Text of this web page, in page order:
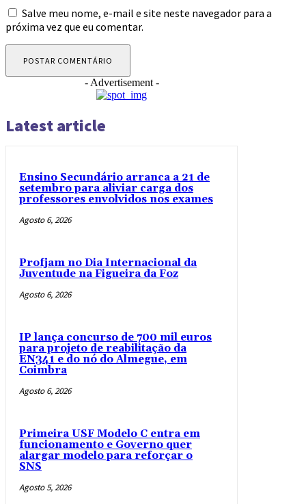
Salve meu nome, e-mail e site neste navegador para a
próxima vez que eu comentar.
- Advertisement -
Latest article
Ensino Secundário arranca a 21 de
setembro para aliviar carga dos
professores envolvidos nos exames
Agosto 6, 2026
Profjam no Dia Internacional da
Juventude na Figueira da Foz
Agosto 6, 2026
IP lança concurso de 700 mil euros
para projeto de reabilitação da
EN341 e do nó do Almegue, em
Coimbra
Agosto 6, 2026
Primeira USF Modelo C entra em
funcionamento e Governo quer
alargar modelo para reforçar o
SNS
Agosto 5, 2026